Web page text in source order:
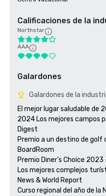
Calificaciones de la
Northstar
AAA
Galardones
Galardones de la
El mejor lugar saludable de
2024 Los mejores campos
Digest
Premio a un destino de
BoardRoom
Premio Diner's Choice 2023
Los mejores complejos
News & World Report
Curso regional del año de la